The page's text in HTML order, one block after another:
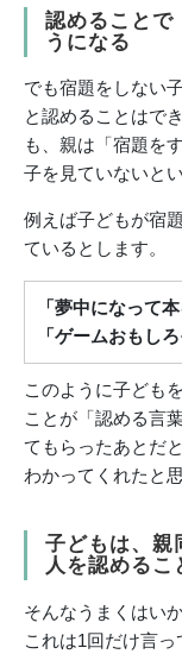
認めることで
うになる
でも宿題をしない
と認めることはで
も、親は「宿題を
子を見ていないと
例えば子どもが宿
ているとします。
「夢中になって
「ゲームおもし
このように子ども
ことが「認める言
てもらったあとだ
わかってくれたと
子どもは、親
人を認めるこ
そんなうまくはい
これは1回だけ言